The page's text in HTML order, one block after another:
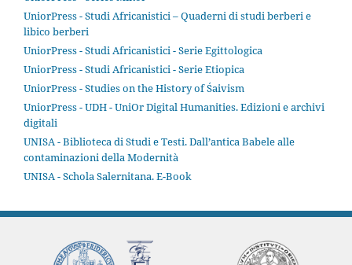
UniorPress - Studi Africanistici – Quaderni di studi berberi e
libico berberi
UniorPress - Studi Africanistici - Serie Egittologica
UniorPress - Studi Africanistici - Serie Etiopica
UniorPress - Studies on the History of Śaivism
UniorPress - UDH - UniOr Digital Humanities. Edizioni e archivi
digitali
UNISA - Biblioteca di Studi e Testi. Dall’antica Babele alle
contaminazioni della Modernità
UNISA - Schola Salernitana. E-Book